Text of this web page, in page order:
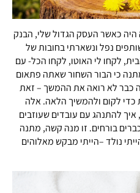
היה כאשר העסק הגדול שלי, הבנק
נפל ונשארתי בחובות של
הבית, לקחו לי האוטו, לקחו הכל- עם
כי הבור השחור שאתה פתאום
כבר לא רואה את ההמשך – זאת
לקום ולהמשיך הלאה. אלה
להתנהג עם עובדים שעוזבים
בורחים. זו מנה קשה, מתנה
נולד –הייתי מבקש מאלוהים